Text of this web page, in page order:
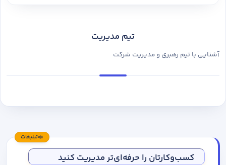
تیم مدیریت
آشنایی با تیم رهبری و مدیریت شرکت
تبلیغات
کسب‌وکارتان را حرفه‌ای‌تر مدیریت کنید